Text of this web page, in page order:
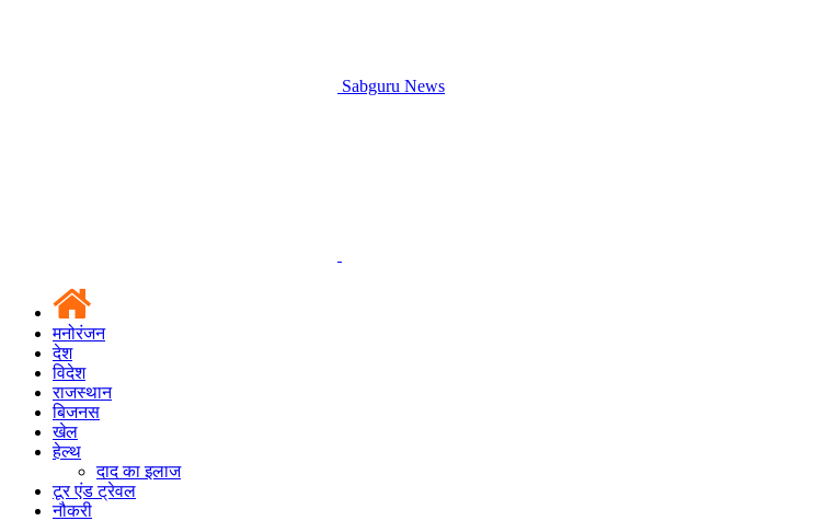
Sabguru News
मनोरंजन
देश
विदेश
राजस्थान
बिजनस
खेल
हेल्थ
दाद का इलाज
टूर एंड ट्रेवल
नौकरी